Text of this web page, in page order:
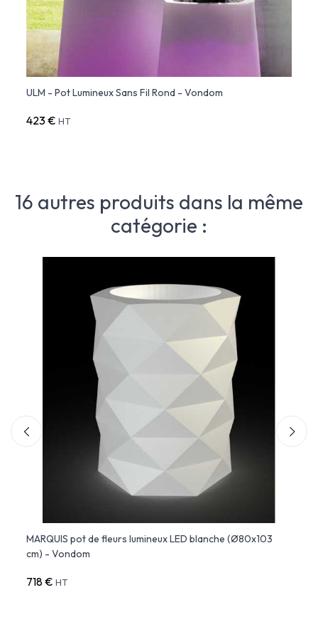
ULM - Pot Lumineux Sans Fil Rond - Vondom
423 € HT
16 autres produits dans la même
catégorie :
MARQUIS pot de fleurs lumineux LED blanche (Ø80x103
cm) - Vondom
718 € HT